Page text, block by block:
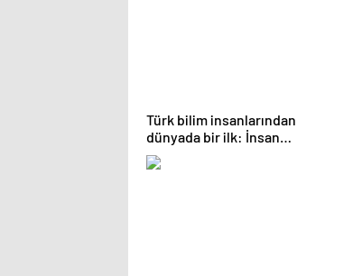
Türk bilim insanlarından
dünyada bir ilk: İnsan
midesinde mikroplastik
varlığını kanıtladılar | Sağlık